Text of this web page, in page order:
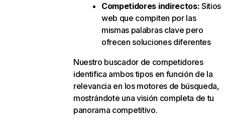
Competidores indirectos: Sitios
web que compiten por las
mismas palabras clave pero
ofrecen soluciones diferentes
Nuestro buscador de competidores
identifica ambos tipos en función de la
relevancia en los motores de búsqueda,
mostrándote una visión completa de tu
panorama competitivo.